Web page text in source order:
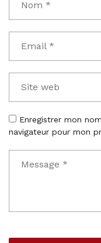
Enregistrer mon
navigateur pour mon